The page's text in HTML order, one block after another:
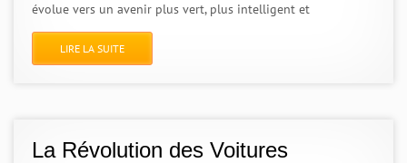
évolue vers un avenir plus vert, plus intelligent et
LIRE LA SUITE
La Révolution des Voitures